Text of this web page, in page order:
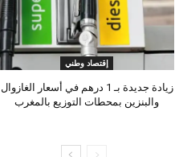
إقتصاد وطني
زيادة جديدة بـ 1 درهم في أسعار الغازوال
والبنزين بمحطات التوزيع بالمغرب